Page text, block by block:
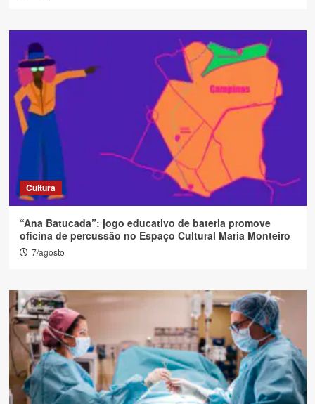
Cultura
“Ana Batucada”: jogo educativo de bateria promove
oficina de percussão no Espaço Cultural Maria Monteiro
7/agosto